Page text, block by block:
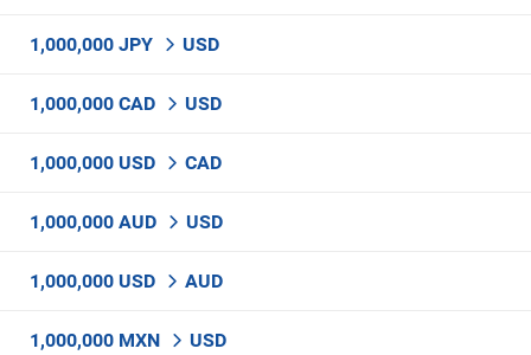
1,000,000 JPY USD
1,000,000 CAD USD
1,000,000 USD CAD
1,000,000 AUD USD
1,000,000 USD AUD
1,000,000 MXN USD